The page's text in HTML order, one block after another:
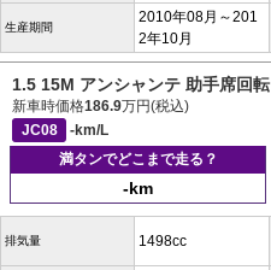
生産期間
2010年08月～201
2年10月
1.5 15M アンシャンテ 助手席回
新車時価格186.9万円(税込)
JC08
-km/L
満タンでどこまで走る？
-km
排気量 1498cc